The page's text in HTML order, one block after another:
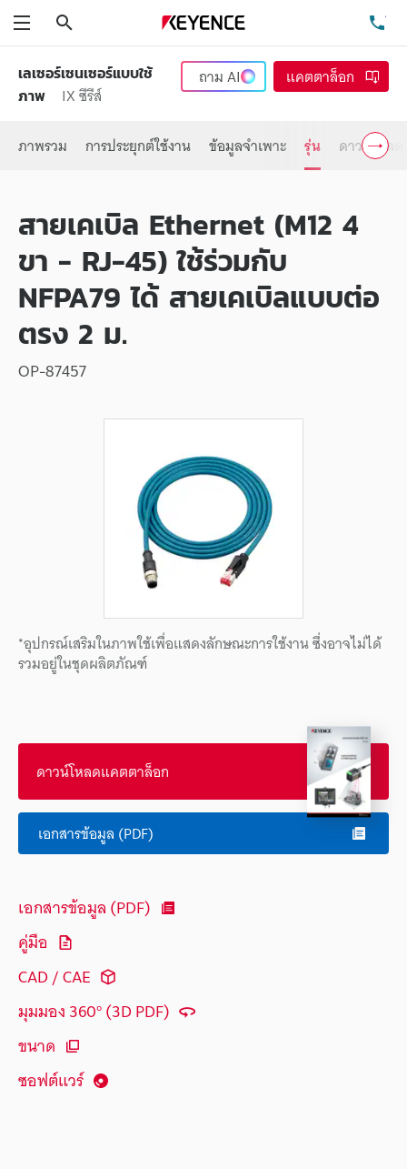
เลเซอร์เซนเซอร์แบบใช้
ภาพ
IX ซีรีส์
ถามAI แคตตาล็อก
ภาพรวม การประยุกต์ใช้งาน ข้อมูลจำเพาะ รุ่น ดาวน์โหลด
สายเคเบิล Ethernet (M12 4
ขา - RJ-45) ใช้ร่วมกับ
NFPA79 ได้ สายเคเบิลแบบต่อ
ตรง 2 ม.
OP-87457
*อุปกรณ์เสริมในภาพใช้เพื่อแสดงลักษณะการใช้งาน ซึ่งอาจไม่ได้
รวมอยู่ในชุดผลิตภัณฑ์
ดาวน์โหลดแคตตาล็อก
เอกสารข้อมูล (PDF)
เอกสารข้อมูล (PDF)
คู่มือ
CAD / CAE
มุมมอง 360° (3D PDF)
ขนาด
ซอฟต์แวร์